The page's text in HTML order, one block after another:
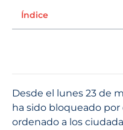
Índice
Desde el lunes 23 de
ha sido bloqueado
ordenado a los